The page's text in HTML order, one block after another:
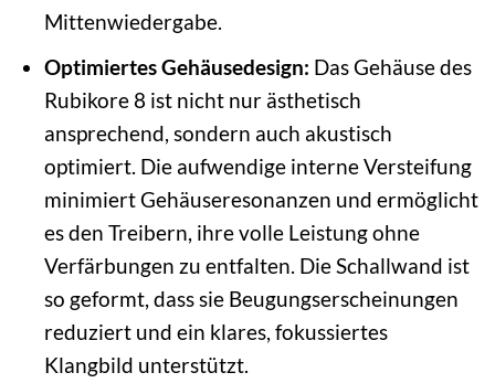
Mittenwiedergabe.
Optimiertes Gehäusedesign: Das Gehäuse des
Rubikore 8 ist nicht nur ästhetisch
ansprechend, sondern auch akustisch
optimiert. Die aufwendige interne Versteifung
minimiert Gehäuseresonanzen und ermöglicht
es den Treibern, ihre volle Leistung ohne
Verfärbungen zu entfalten. Die Schallwand ist
so geformt, dass sie Beugungserscheinungen
reduziert und ein klares, fokussiertes
Klangbild unterstützt.